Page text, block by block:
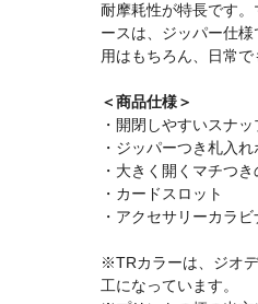
耐摩耗性が特長です
ースは、ジッパー仕
用はもちろん、日常で
＜商品仕様＞
・開閉しやすいスナ
・ジッパーつき札入れ
・大きく開くマチつ
・カードスロット
・アクセサリーカラ
※TRカラーは、ジオ
工になっています。